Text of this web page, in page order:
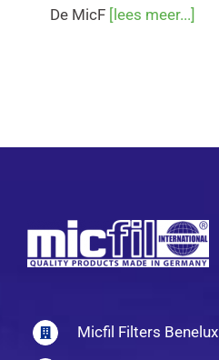
De MicF [lees meer...]
Micfil Filters Benelux